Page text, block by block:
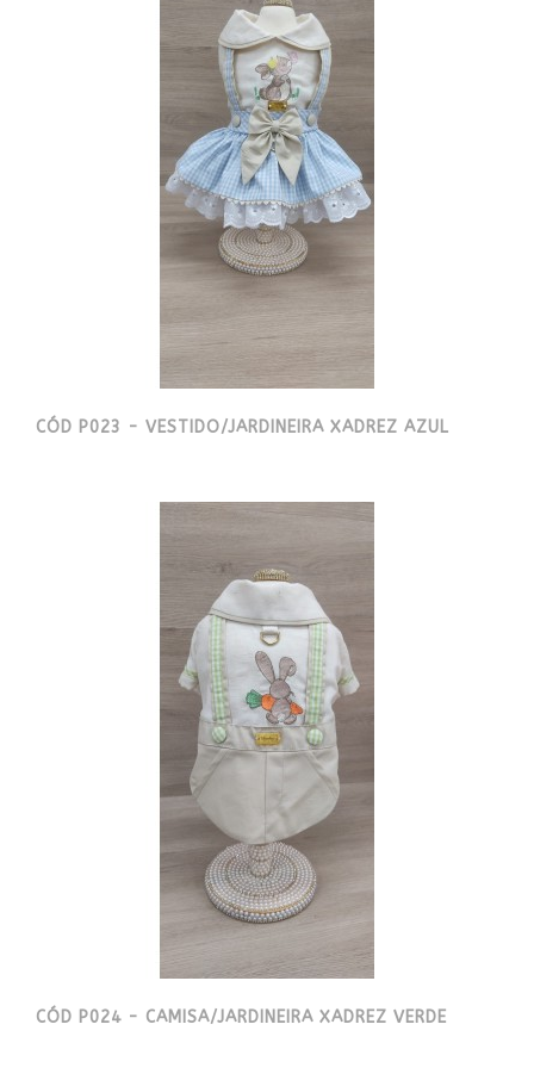
CÓD P023 - VESTIDO/JARDINEIRA XADREZ AZUL
CÓD P024 - CAMISA/JARDINEIRA XADREZ VERDE